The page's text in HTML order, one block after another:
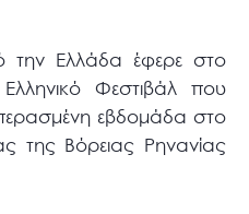
την Ελλάδα έφερε στο
Φεστιβάλ που
εβδομάδα στο
της Βόρειας Ρηνανίας